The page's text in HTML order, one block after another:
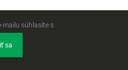
mailu súhlasíte s
sa